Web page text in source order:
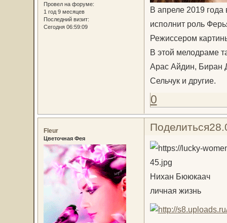
Провел на форуме:
1 год 9 месяцев
Последний визит:
Сегодня 06:59:09
В апреле 2019
исполнит роль
Режиссером
В этой мелодраме
Арас Айдин, Биран
Сельчук и другие.
0
Поделиться
Fleur
Цветочная Фея
Нихан Бююкаач
личная жизнь